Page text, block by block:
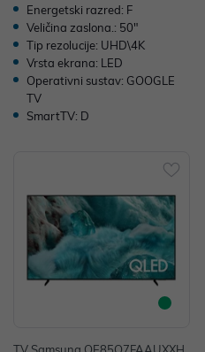
Energetski razred: F
Veličina zaslona.: 50"
Tip rezolucije: UHD\4K
Vrsta ekrana: LED
Operativni sustav: GOOGLE
TV
SmartTV: D
TV Samsung QE85Q7FAAUXXH